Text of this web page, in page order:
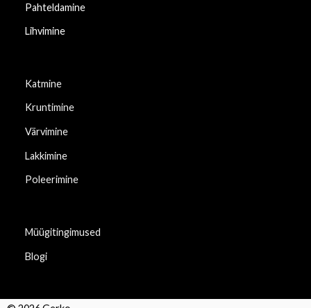
Pahteldamine
Lihvimine
Katmine
Kruntimine
Värvimine
Lakkimine
Poleerimine
Müügitingimused
Blogi